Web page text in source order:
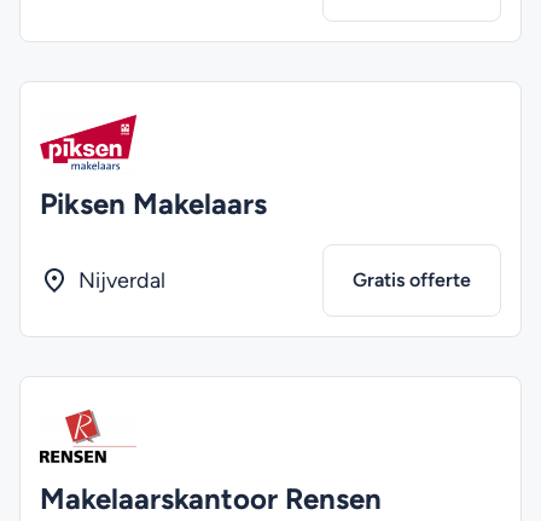
Piksen Makelaars
Nijverdal Gratis offerte
Makelaarskantoor Rensen